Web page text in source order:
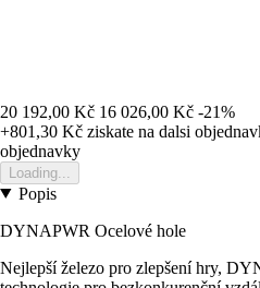
20 192,00 Kč 16 026,00 Kč -21%
+801,30 Kč ziskate na dalsi
objednavky
Loading...
Popis
DYNAPWR Ocelové hole
Nejlepší železo pro zlepšení hry,